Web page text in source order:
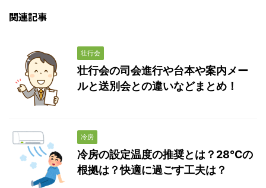
関連記事
壮行会
壮行会の司会進行や台本や案内メー
ルと送別会との違いなどまとめ！
冷房
冷房の設定温度の推奨とは？28℃の
根拠は？快適に過ごす工夫は？